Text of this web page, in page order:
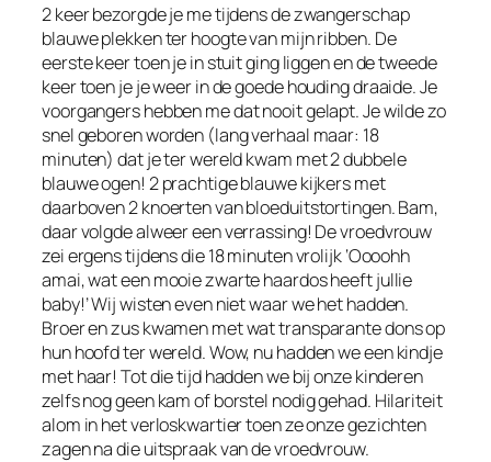
2 keer bezorgde je me tijdens de zwangerschap
blauwe plekken ter hoogte van mijn ribben. De
eerste keer toen je in stuit ging liggen en de tweede
keer toen je je weer in de goede houding draaide. Je
voorgangers hebben me dat nooit gelapt. Je wilde zo
snel geboren worden (lang verhaal maar: 18
minuten) dat je ter wereld kwam met 2 dubbele
blauwe ogen! 2 prachtige blauwe kijkers met
daarboven 2 knoerten van bloeduitstortingen. Bam,
daar volgde alweer een verrassing! De vroedvrouw
zei ergens tijdens die 18 minuten vrolijk ‘Oooohh
amai, wat een mooie zwarte haardos heeft jullie
baby!’ Wij wisten even niet waar we het hadden.
Broer en zus kwamen met wat transparante dons op
hun hoofd ter wereld. Wow, nu hadden we een kindje
met haar! Tot die tijd hadden we bij onze kinderen
zelfs nog geen kam of borstel nodig gehad. Hilariteit
alom in het verloskwartier toen ze onze gezichten
zagen na die uitspraak van de vroedvrouw.